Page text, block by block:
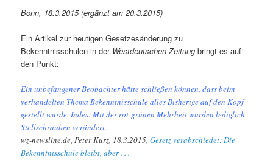
Bonn, 18.3.2015 (ergänzt am 20.3.2015)
Ein Artikel zur heutigen Gesetzesänderung zu
Bekenntnisschulen in der Westdeutschen Zeitung bringt es auf
den Punkt:
Ein unbefangener Beobachter hätte schließen können, dass beim
verhandelten Thema Bekenntnisschule alles Bisherige auf den Kopf
gestellt wurde. Indes: Mit der rot-grünen Mehrheit wurden lediglich
Stellschrauben verändert.
wz-newsline.de, Peter Kurz, 18.3.2015,Gesetz verabschiedet: Die
Bekenntnisschule bleibt, aber . . .